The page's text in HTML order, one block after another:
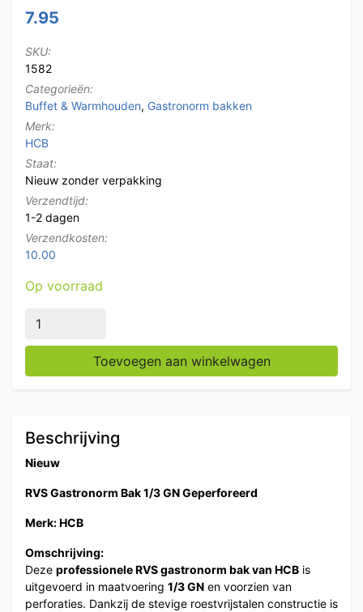
7.95
SKU:
1582
Categorieën:
Buffet & Warmhouden, Gastronorm bakken
Merk:
HCB
Staat:
Nieuw zonder verpakking
Verzendtijd:
1-2 dagen
Verzendkosten:
10.00
Op voorraad
HCB RVS Geperforeerde gastronorm bak GN bak 1/3
Toevoegen aan winkelwagen
Beschrijving
Nieuw
RVS Gastronorm Bak 1/3 GN Geperforeerd
Merk: HCB
Omschrijving:
Deze professionele RVS gastronorm bak van HCB is
uitgevoerd in maatvoering 1/3 GN en voorzien van
perforaties. Dankzij de stevige roestvrijstalen constructie is